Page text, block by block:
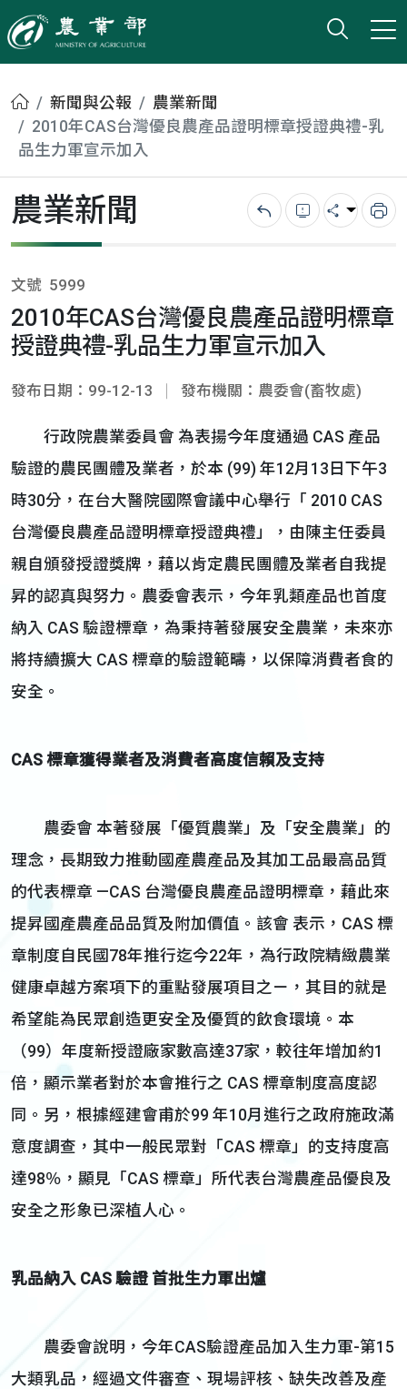
農業部
打開
小版
首頁新聞與公報
農業新聞
2010年CAS台灣優良農產品證明標章授證典禮-乳
品生力軍宣示加入
農業新聞 回上一頁錯誤回報
分享 列
文號 5999
2010年CAS台灣優良農產品證明標章
授證典禮-乳品生力軍宣示加入
發布日期：99-12-13 發布機關：農委會(畜牧處)
行政院農業委員會 為表揚今年度通過 CAS 產品
驗證的農民團體及業者，於本 (99) 年12月13日下午3
時30分，在台大醫院國際會議中心舉行「 2010 CAS
台灣優良農產品證明標章授證典禮」，由陳主任委員
親自頒發授證獎牌，藉以肯定農民團體及業者自我提
昇的認真與努力。農委會表示，今年乳類產品也首度
納入 CAS 驗證標章，為秉持著發展安全農業，未來亦
將持續擴大 CAS 標章的驗證範疇，以保障消費者食的
安全。
CAS 標章獲得業者及消費者高度信賴及支持
農委會 本著發展「優質農業」及「安全農業」的
理念，長期致力推動國產農產品及其加工品最高品質
的代表標章 —CAS 台灣優良農產品證明標章，藉此來
提昇國產農產品品質及附加價值。該會 表示，CAS 標
章制度自民國78年推行迄今22年，為行政院精緻農業
健康卓越方案項下的重點發展項目之ㄧ，其目的就是
希望能為民眾創造更安全及優質的飲食環境。本
（99）年度新授證廠家數高達37家，較往年增加約1
倍，顯示業者對於本會推行之 CAS 標章制度高度認
同。另，根據經建會甫於99 年10月進行之政府施政滿
意度調查，其中一般民眾對「CAS 標章」的支持度高
達98％，顯見「CAS 標章」所代表台灣農產品優良及
安全之形象已深植人心。
乳品納入 CAS 驗證 首批生力軍出爐
農委會說明，今年CAS驗證產品加入生力軍-第15
大類乳品，經過文件審查、現場評核、缺失改善及產